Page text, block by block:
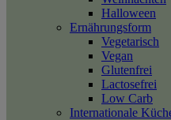
Halloween
Ernährungsform
Vegetarisch
Vegan
Glutenfrei
Lactosefrei
Low Carb
Internationale